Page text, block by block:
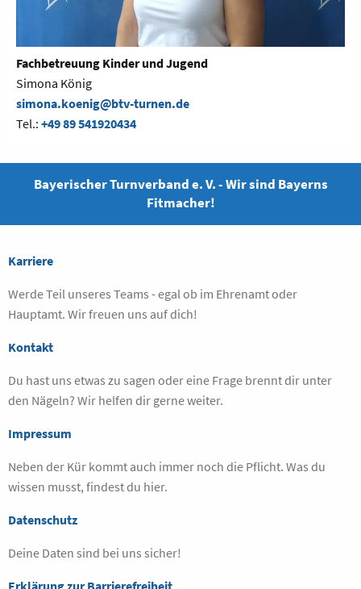
Fachbetreuung Kinder und Jugend
Simona König
simona.koenig@btv-turnen.de
Tel.: +49 89 541920434
Bayerischer Turnverband e. V. - Wir sind Bayerns
Fitmacher!
Karriere
Werde Teil unseres Teams - egal ob im Ehrenamt oder
Hauptamt. Wir freuen uns auf dich!
Kontakt
Du hast uns etwas zu sagen oder eine Frage brennt dir unter
den Nägeln? Wir helfen dir gerne weiter.
Impressum
Neben der Kür kommt auch immer noch die Pflicht. Was du
wissen musst, findest du hier.
Datenschutz
Deine Daten sind bei uns sicher!